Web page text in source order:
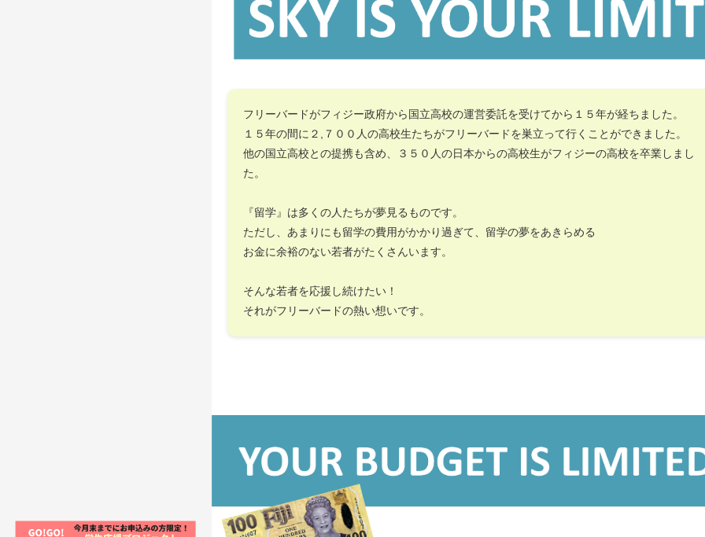
フリーバードがフィジー政府から国立高校の運営委託を受けてから１５年が経ちました。
１５年の間に２,７００人の高校生たちがフリーバードを巣立って行くことができました。
他の国立高校との提携も含め、３５０人の日本からの高校生がフィジーの高校を卒業しまし
た。
『留学』は多くの人たちが夢見るものです。
ただし、あまりにも留学の費用がかかり過ぎて、留学の夢をあきらめる
お金に余裕のない若者がたくさんいます。
そんな若者を応援し続けたい！
それがフリーバードの熱い想いです。